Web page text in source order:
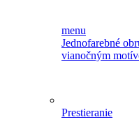
menu
Jednofarebné
vianočným
Prestieranie